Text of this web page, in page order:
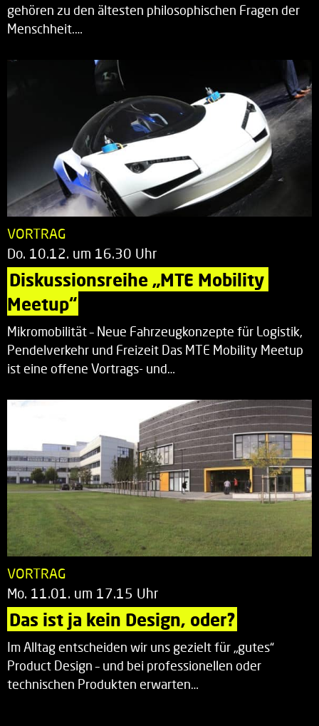
gehören zu den ältesten philosophischen Fragen der
Menschheit.…
VORTRAG
Do. 10.12. um 16.30 Uhr
Diskussionsreihe „MTE Mobility
Meetup“
Mikromobilität – Neue Fahrzeugkonzepte für Logistik,
Pendelverkehr und Freizeit Das MTE Mobility Meetup
ist eine offene Vortrags- und…
VORTRAG
Mo. 11.01. um 17.15 Uhr
Das ist ja kein Design, oder?
Im Alltag entscheiden wir uns gezielt für „gutes“
Product Design – und bei professionellen oder
technischen Produkten erwarten…